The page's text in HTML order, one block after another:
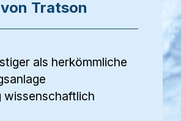
von Tratson
als herkömmliche
wissenschaftlich